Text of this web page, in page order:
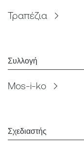
Τραπέζια
Συλλογή
Mos-i-ko
Σχεδιαστής